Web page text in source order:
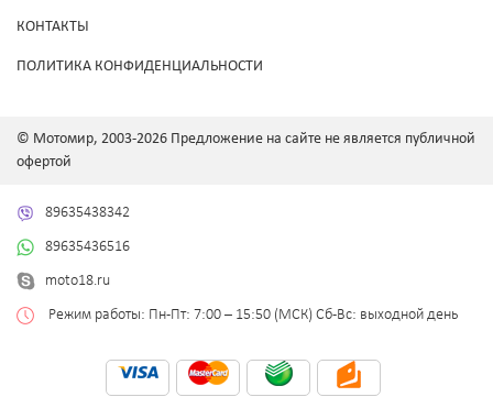
КОНТАКТЫ
ПОЛИТИКА КОНФИДЕНЦИАЛЬНОСТИ
© Мотомир, 2003-2026 Предложение на сайте не является публичной
офертой
89635438342
89635436516
moto18.ru
Режим работы: Пн-Пт: 7:00 – 15:50 (МСК) Сб-Вс: выходной день